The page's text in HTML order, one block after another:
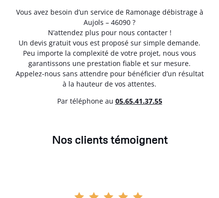
Vous avez besoin d’un service de Ramonage débistrage à
Aujols – 46090 ?
N’attendez plus pour nous contacter !
Un devis gratuit vous est proposé sur simple demande.
Peu importe la complexité de votre projet, nous vous
garantissons une prestation fiable et sur mesure.
Appelez-nous sans attendre pour bénéficier d’un résultat
à la hauteur de vos attentes.
Par téléphone au 05.65.41.37.55
Nos clients témoignent